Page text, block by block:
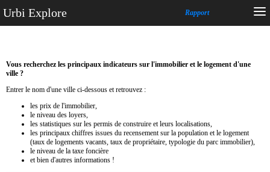
Urbi Explore Rapport
Vous recherchez les principaux indicateurs sur l'immobilier et le logement d'une
ville ?
Entrer le nom d'une ville ci-dessous et retrouvez :
les prix de l'immobilier,
le niveau des loyers,
les statistiques sur les permis de construire et leurs localisations,
les principaux chiffres issues du recensement sur la population et le logement
(taux de logements vacants, taux de propriétaire, typologie du parc immobilier),
le niveau de la taxe foncière
et bien d'autres informations !